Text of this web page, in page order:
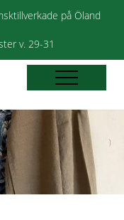
på Öland
v. 29-31